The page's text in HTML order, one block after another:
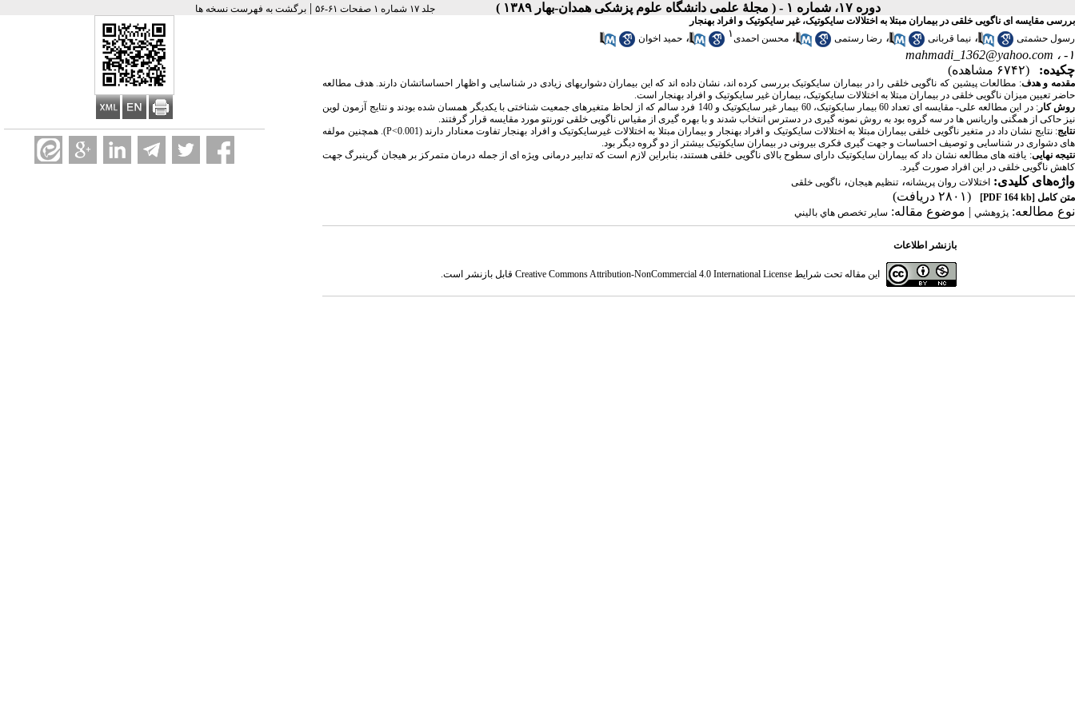
دوره ۱۷، شماره ۱ - ( مجلۀ علمی دانشگاه علوم پزشکی همدان-بهار ۱۳۸۹ ) جلد ۱۷ شماره ۱ صفحات ۶۱-۵۶ |برگشت به فهرست نسخه ها
بررسی مقایسه ای ناگویی خلقی در بیماران مبتلا به اختلالات سایکوتیک، غیر سایکوتیک و افراد بهنجار
رسول حشمتی
، نیما قربانی ، رضا رستمی ، محسن احمدی۱ ، حمید اخوان
۱- ،
mahmadi_1362@yahoo.com
چکیده:
(۶۷۴۲ مشاهده)
مقدمه و هدف: مطالعات پیشین که ناگویی خلقی را در بیماران سایکوتیک بررسی کرده اند، نشان داده اند که این بیماران دشواریهای زیادی در شناسایی و اظهار احساساتشان دارند. هدف مطالعه
حاضر تعیین میزان ناگویی خلقی در بیماران مبتلا به اختلالات سایکوتیک، بیماران غیر سایکوتیک و افراد بهنجار است.
روش کار
: در این مطالعه علی- مقایسه ای تعداد 60 بیمار سایکوتیک، 60 بیمار غیر سایکوتیک و 140 فرد سالم که از لحاظ متغیرهای جمعیت شناختی با یکدیگر همسان شده بودند و نتایج آزمون لوین
نیز حاکی از همگنی واریانس ها در سه گروه بود به روش نمونه گیری در دسترس انتخاب شدند و با بهره گیری از مقیاس ناگویی خلقی تورنتو مورد مقایسه قرار گرفتند.
نتایج
: نتایج نشان داد در متغیر ناگویی خلقی بیماران مبتلا به اختلالات سایکوتیک و افراد بهنجار و بیماران مبتلا به اختلالات غیرسایکوتیک و افراد بهنجار تفاوت معنادار دارند (P<0.001). همچنین مولفه
های دشواری در شناسایی و توصیف احساسات و جهت گیری فکری بیرونی در بیماران سایکوتیک بیشتر از دو گروه دیگر بود.
نتیجه نهایی: یافته های مطالعه نشان داد که بیماران سایکوتیک دارای سطوح بالای ناگویی خلقی هستند، بنابراین لازم است که تدابیر درمانی ویژه ای از جمله درمان متمرکز بر هیجان گرینبرگ جهت
کاهش ناگویی خلقی در این افراد صورت گیرد.
واژه‌های کلیدی: اختلالات روان پریشانه، تنظیم هیجان، ناگویی خلقی
متن کامل [PDF 164 kb]
(۲۸۰۱ دریافت)
نوع مطالعه: پژوهشي | موضوع مقاله: سایر تخصص هاي باليني
بازنشر اطلاعات
این مقاله تحت شرایط Creative Commons Attribution-NonCommercial 4.0 International Licenseقابل بازنشر است.